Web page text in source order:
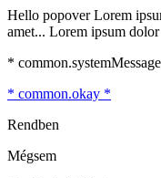
Hello popover Lorem
amet... Lorem ipsum
*
* common.okay *
Rendben
Mégsem